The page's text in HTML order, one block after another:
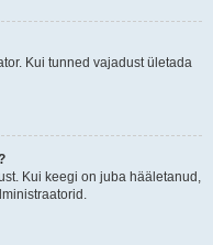
Kui tunned vajadust ületada
Kui keegi on juba hääletanud,